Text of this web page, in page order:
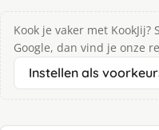
Kook je vaker met
Google, dan vind je onze
Instellen als